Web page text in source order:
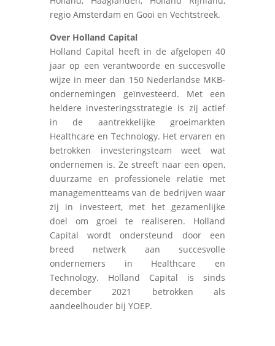
regio Amsterdam en Gooi en Vechtstreek.
Over Holland Capital
Holland Capital heeft in de afgelopen 40
jaar op een verantwoorde en succesvolle
wijze in meer dan 150 Nederlandse MKB-
ondernemingen geïnvesteerd. Met een
heldere investeringsstrategie is zij actief
in de aantrekkelijke groeimarkten
Healthcare en Technology. Het ervaren en
betrokken investeringsteam weet wat
ondernemen is. Ze streeft naar een open,
duurzame en professionele relatie met
managementteams van de bedrijven waar
zij in investeert, met het gezamenlijke
doel om groei te realiseren. Holland
Capital wordt ondersteund door een
breed netwerk aan succesvolle
ondernemers in Healthcare en
Technology. Holland Capital is sinds
december 2021 betrokken als
aandeelhouder bij YOEP.